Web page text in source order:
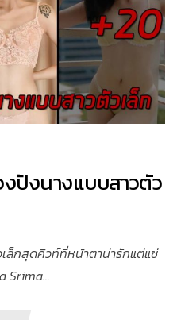
ปังนางแบบสาวตัว
ล็กสุดคิวท์ที่หน้าตาน่ารักแต่แซ่
Srima...